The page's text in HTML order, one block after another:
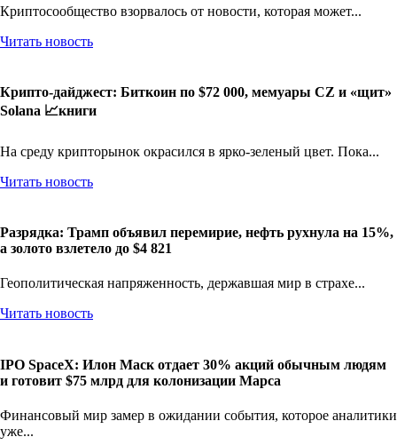
Криптосообщество взорвалось от новости, которая может...
Читать новость
Крипто-дайджест: Биткоин по $72 000, мемуары CZ и «щит»
Solana 📈книги
На среду крипторынок окрасился в ярко-зеленый цвет. Пока...
Читать новость
Разрядка: Трамп объявил перемирие, нефть рухнула на 15%,
а золото взлетело до $4 821
Геополитическая напряженность, державшая мир в страхе...
Читать новость
IPO SpaceX: Илон Маск отдает 30% акций обычным людям
и готовит $75 млрд для колонизации Марса
Финансовый мир замер в ожидании события, которое аналитики
уже...